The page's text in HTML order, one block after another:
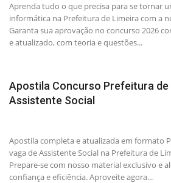
Aprenda tudo o que precisa para se tornar
informática na Prefeitura de Limeira com a
Garanta sua aprovação no concurso 2026
e atualizado, com teoria e questões...
Apostila Concurso Prefeitura de
Assistente Social
Apostila completa e atualizada em formato
vaga de Assistente Social na Prefeitura de
Prepare-se com nosso material exclusivo e
confiança e eficiência. Aproveite agora...